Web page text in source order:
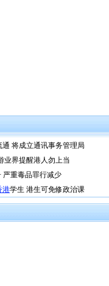
通 将成立通讯事务管理局
业界提醒港人勿上当
严重毒品罪行减少
港学生 港生可免修政治课